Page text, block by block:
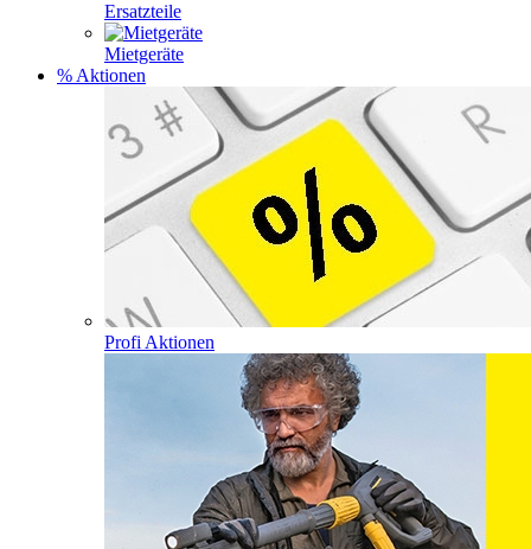
Ersatzteile
Mietgeräte
% Aktionen
Profi Aktionen